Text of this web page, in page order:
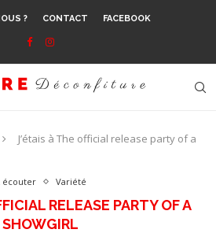
? CONTACT FACEBOOK
J’étais à The official release party of a
écouter Variété
RELEASE PARTY OF A
SHOWGIRL